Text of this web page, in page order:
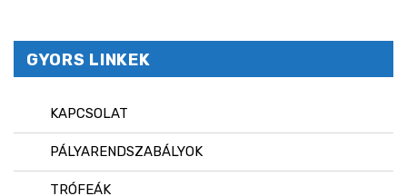
GYORS LINKEK
KAPCSOLAT
PÁLYARENDSZABÁLYOK
TRÓFEÁK